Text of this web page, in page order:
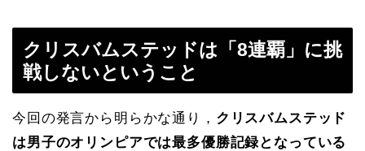
クリスバムステッドは「8連覇」に挑
戦しないということ
今回の発言から明らかな通り， クリスバムステッド
は男子のオリンピアでは最多優勝記録となっている